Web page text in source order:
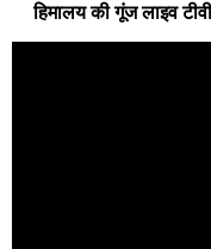
हिमालय की गूंज लाइव टीवी